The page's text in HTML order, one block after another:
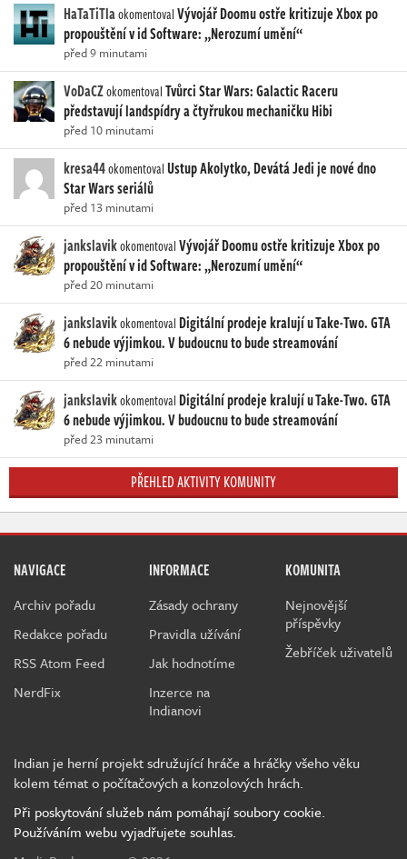
HaTaTiTlaokomentovalVývojář Doomu ostře kritizuje Xbox po
propouštění v id Software: „Nerozumí umění“
před 9 minutami
VoDaCZokomentovalTvůrci Star Wars: Galactic Raceru
představují landspídry a čtyřrukou mechaničku Hibi
před 10 minutami
kresa44okomentovalUstup Akolytko, Devátá Jedi je nové dno
Star Wars seriálů
před 13 minutami
jankslavikokomentovalVývojář Doomu ostře kritizuje Xbox po
propouštění v id Software: „Nerozumí umění“
před 20 minutami
jankslavikokomentoval Digitální prodeje kralují u Take-Two. GTA
6 nebude výjimkou. V budoucnu to bude streamování
před 22 minutami
jankslavikokomentoval Digitální prodeje kralují u Take-Two. GTA
6 nebude výjimkou. V budoucnu to bude streamování
před 23 minutami
PŘEHLED AKTIVITY KOMUNITY
NAVIGACE
Archiv pořadu
Redakce pořadu
RSS Atom Feed
NerdFix
INFORMACE
Zásady ochrany
Pravidla užívání
Jak hodnotíme
Inzerce na
Indianovi
KOMUNITA
Nejnovější
příspěvky
Žebříček uživatelů
Indian je herní projekt sdružující hráče a hráčky všeho věku
kolem témat o počítačových a konzolových hrách.
Při poskytování služeb nám pomáhají soubory cookie.
Používáním webu vyjadřujete souhlas.